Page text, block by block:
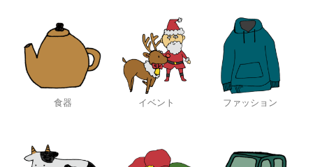
食器 イベント ファッション